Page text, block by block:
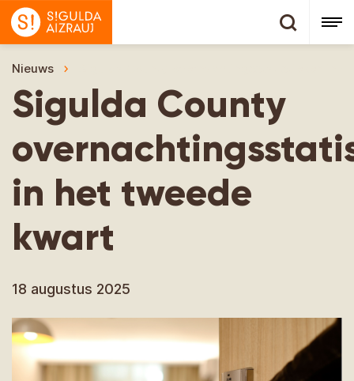
Nieuws
Sigulda County
in het tweede
kwart
18 augustus 2025